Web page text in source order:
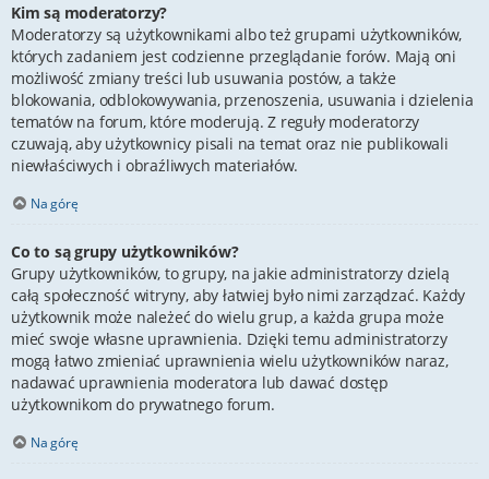
Kim są moderatorzy?
Moderatorzy są użytkownikami albo też grupami użytkowników,
których zadaniem jest codzienne przeglądanie forów. Mają oni
możliwość zmiany treści lub usuwania postów, a także
blokowania, odblokowywania, przenoszenia, usuwania i dzielenia
tematów na forum, które moderują. Z reguły moderatorzy
czuwają, aby użytkownicy pisali na temat oraz nie publikowali
niewłaściwych i obraźliwych materiałów.
Na górę
Co to są grupy użytkowników?
Grupy użytkowników, to grupy, na jakie administratorzy dzielą
całą społeczność witryny, aby łatwiej było nimi zarządzać. Każdy
użytkownik może należeć do wielu grup, a każda grupa może
mieć swoje własne uprawnienia. Dzięki temu administratorzy
mogą łatwo zmieniać uprawnienia wielu użytkowników naraz,
nadawać uprawnienia moderatora lub dawać dostęp
użytkownikom do prywatnego forum.
Na górę